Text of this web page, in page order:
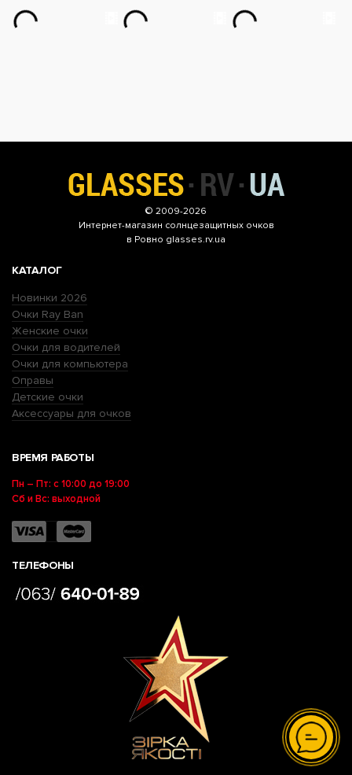
© 2009-2026
Интернет-магазин солнцезащитных очков
в Ровно glasses.rv.ua
КАТАЛОГ
Новинки 2026
Очки Ray Ban
Женские очки
Очки для водителей
Очки для компьютера
Оправы
Детские очки
Аксессуары для очков
ВРЕМЯ РАБОТЫ
Пн – Пт: с 10:00 до 19:00
Сб и Вс: выходной
ТЕЛЕФОНЫ